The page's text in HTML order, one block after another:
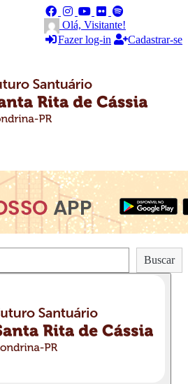
Olá, Visitante!
Fazer log-in
Cadastrar-se
Buscar